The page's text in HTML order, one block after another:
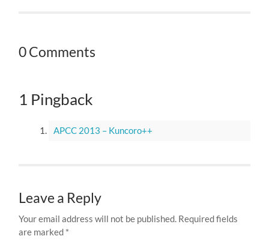
0 Comments
1 Pingback
APCC 2013 – Kuncoro++
Leave a Reply
Your email address will not be published. Required fields
are marked *